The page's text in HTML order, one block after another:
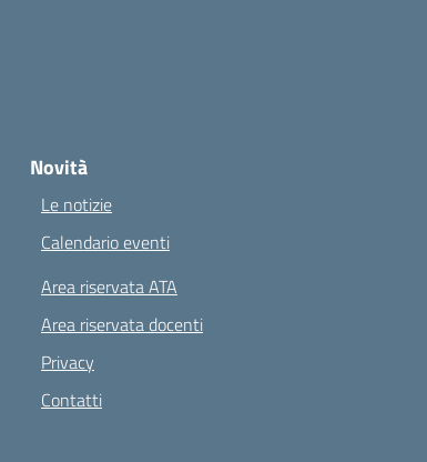
Novità
Le notizie
Calendario eventi
Area riservata ATA
Area riservata docenti
Privacy
Contatti